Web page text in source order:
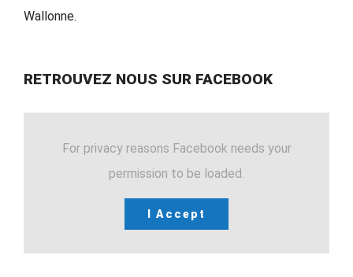
Wallonne.
RETROUVEZ NOUS SUR FACEBOOK
For privacy reasons Facebook needs your
permission to be loaded.
I Accept